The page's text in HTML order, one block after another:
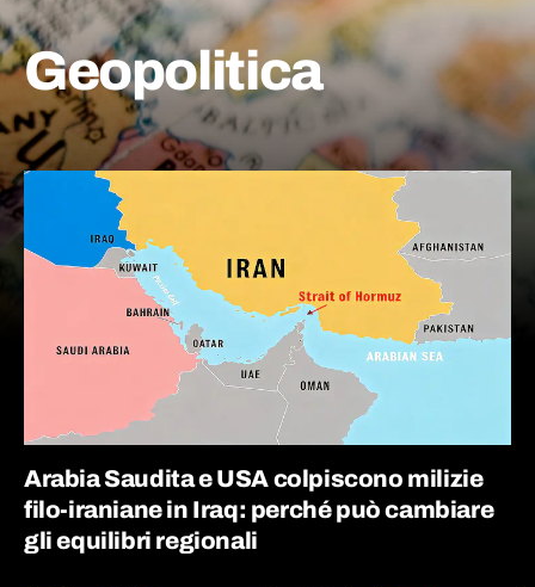
Geopolitica
Arabia Saudita e USA colpiscono milizie
filo-iraniane in Iraq: perché può cambiare
gli equilibri regionali